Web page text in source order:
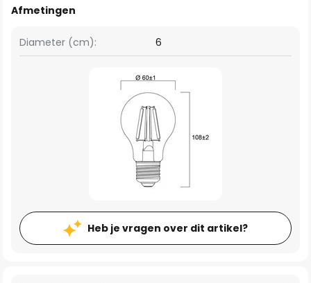
Afmetingen
Diameter (cm): 6
Heb je vragen over dit artikel?